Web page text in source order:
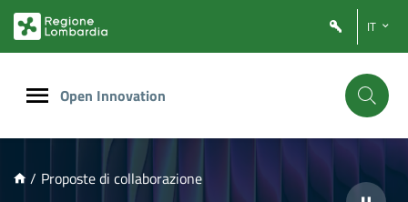
PRINCIPALE
IT
Open Innovation
/ Proposte di collaborazione